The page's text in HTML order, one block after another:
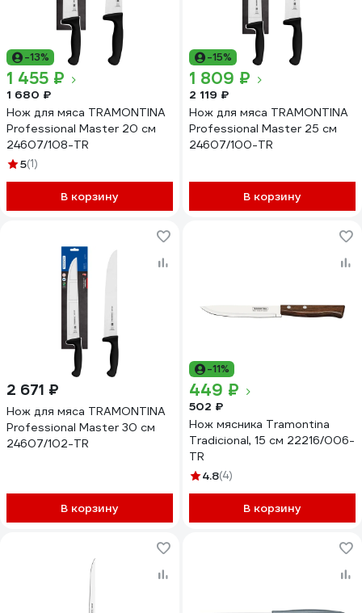
-13%
1 455 ₽
1 680 ₽
Нож для мяса TRAMONTINA
Professional Master 20 см
24607/108-TR
5(1)
В корзину
-15%
1 809 ₽
2 119 ₽
Нож для мяса TRAMONTINA
Professional Master 25 см
24607/100-TR
В корзину
2 671 ₽
Нож для мяса TRAMONTINA
Professional Master 30 см
24607/102-TR
В корзину
-11%
449 ₽
502 ₽
Нож мясника Tramontina
Tradicional, 15 см 22216/006-
TR
4.8(4)
В корзину